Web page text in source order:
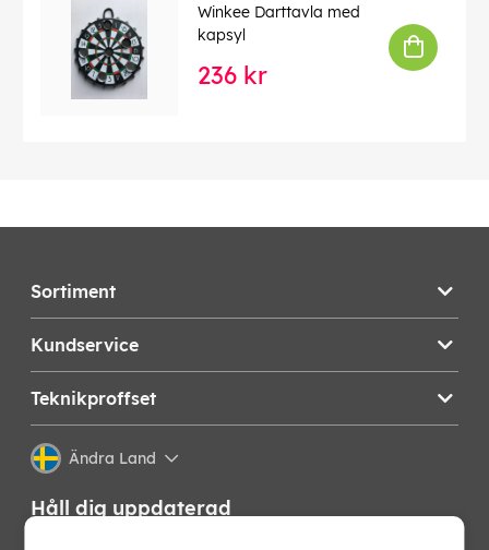
Winkee Darttavla med
kapsyl
236 kr
Sortiment
Kundservice
Teknikproffset
Ändra Land
Håll dig uppdaterad